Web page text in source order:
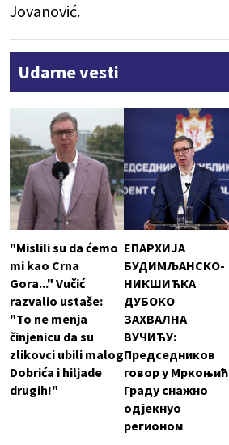
Jovanović.
Udarne vesti
"Mislili su da ćemo
mi kao Crna
Gora..." Vučić
razvalio ustaše:
"To ne menja
činjenicu da su
zlikovci ubili malog
Dobrića i hiljade
drugih!"
ЕПАРХИЈА
БУДИМЉАНСКО-
НИКШИЋКА
ДУБОКО
ЗАХВАЛНА
ВУЧИЋУ:
Председников
говор у Мркоњић
Граду снажно
одјекнуо
регионом